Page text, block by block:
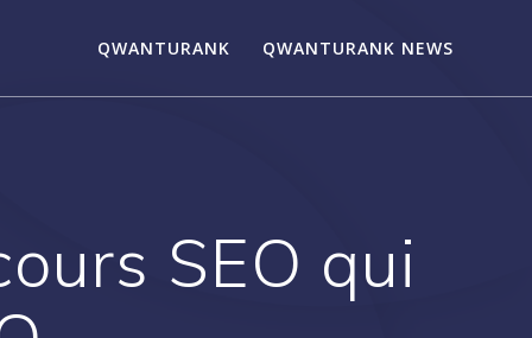
QWANTURANK QWANTURANK NEWS
SEO qui